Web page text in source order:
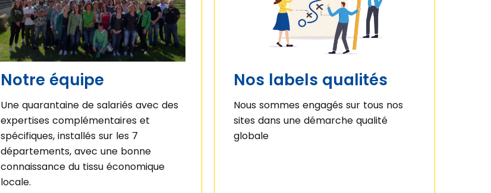
Notre équipe
Une quarantaine de salariés avec des
expertises complémentaires et
spécifiques, installés sur les 7
départements, avec une bonne
connaissance du tissu économique
locale.
Nos labels qualités
Nous sommes engagés sur tous nos
sites dans une démarche qualité
globale